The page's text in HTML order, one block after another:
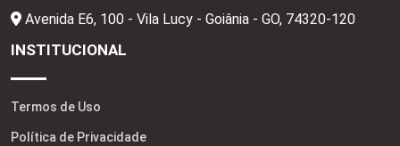
Avenida E6, 100 - Vila Lucy - Goiânia - GO, 74320-120
INSTITUCIONAL
Termos de Uso
Política de Privacidade